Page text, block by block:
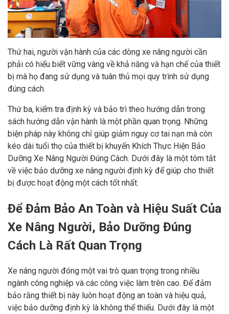
Thứ hai, người vận hành của các dòng xe nâng người cần
phải có hiểu biết vững vàng về khả năng và hạn chế của thiết
bị mà họ đang sử dụng và tuân thủ mọi quy trình sử dụng
đúng cách.
Thứ ba, kiểm tra định kỳ và bảo trì theo hướng dẫn trong
sách hướng dẫn vận hành là một phần quan trọng. Những
biện pháp này không chỉ giúp giảm nguy cơ tai nạn mà còn
kéo dài tuổi thọ của thiết bị khuyến Khích Thực Hiện Bảo
Dưỡng Xe Nâng Người Đúng Cách. Dưới đây là một tóm tắt
về việc bảo dưỡng xe nâng người định kỳ để giúp cho thiết
bị được hoạt động một cách tốt nhất:
Để Đảm Bảo An Toàn và Hiệu Suất Của
Xe Nâng Người, Bảo Dưỡng Đúng
Cách Là Rất Quan Trọng
Xe nâng người đóng một vai trò quan trọng trong nhiều
ngành công nghiệp và các công việc làm trên cao. Để đảm
bảo rằng thiết bị này luôn hoạt động an toàn và hiệu quả,
việc bảo dưỡng định kỳ là không thể thiếu. Dưới đây là một